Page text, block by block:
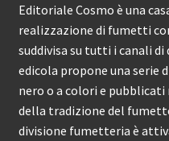
Editoriale Cosmo è una
realizzazione di fumetti
suddivisa su tutti i canali
edicola propone una serie
nero o a colori e
della tradizione del
divisione fumetteria è